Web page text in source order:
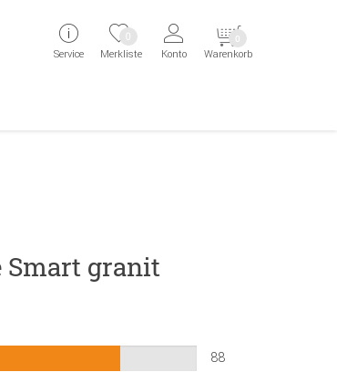
Service Merkliste
0
Konto Warenkorb
0
Smart granit
88